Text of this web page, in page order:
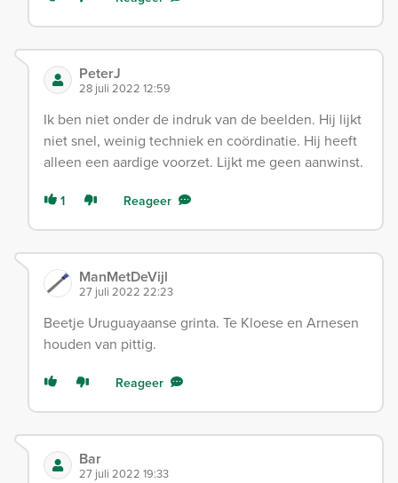
PeterJ
28 juli 2022 12:59
Ik ben niet onder de indruk van de beelden. Hij lijkt
niet snel, weinig techniek en coördinatie. Hij heeft
alleen een aardige voorzet. Lijkt me geen aanwinst.
1 Reageer
ManMetDeVijl
27 juli 2022 22:23
Beetje Uruguayaanse grinta. Te Kloese en Arnesen
houden van pittig.
Reageer
Bar
27 juli 2022 19:33